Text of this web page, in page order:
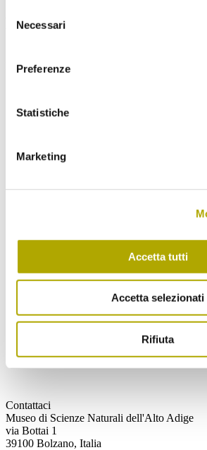
delNecessari
Preferenze
Statistiche
Marketing
Accetta tutti
Accetta selezionati
Rifiuta
Non mancare ai nostri
Iscriviti subito!
Novità dal Museo di Scienze
sugli eventi e il programma
sugli animali che fanno ritorno
Ho letto e compreso
acconsento al trattamento dei
Contattaci
Museo di Scienze Naturali dell'Alto Adige
via Bottai 1
39100 Bolzano, Italia